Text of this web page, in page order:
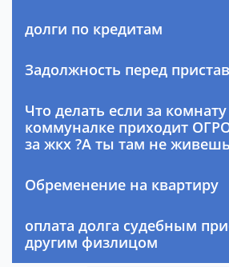
долги по кредитам
Задолжность перед
Что делать если за
коммуналке приходит
за жкх ?А ты там не
Обременение на квартиру
оплата долга судебным
другим физлицом